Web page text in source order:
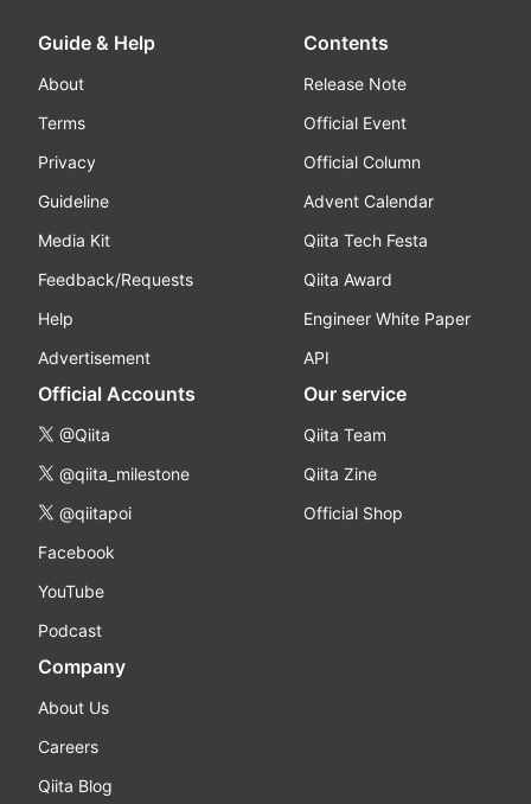
Guide & Help
About
Terms
Privacy
Guideline
Media Kit
Feedback/Requests
Help
Advertisement
Contents
Release Note
Official Event
Official Column
Advent Calendar
Qiita Tech Festa
Qiita Award
Engineer White Paper
API
Official Accounts
@Qiita
@qiita_milestone
@qiitapoi
Facebook
YouTube
Podcast
Our service
Qiita Team
Qiita Zine
Official Shop
Company
About Us
Careers
Qiita Blog